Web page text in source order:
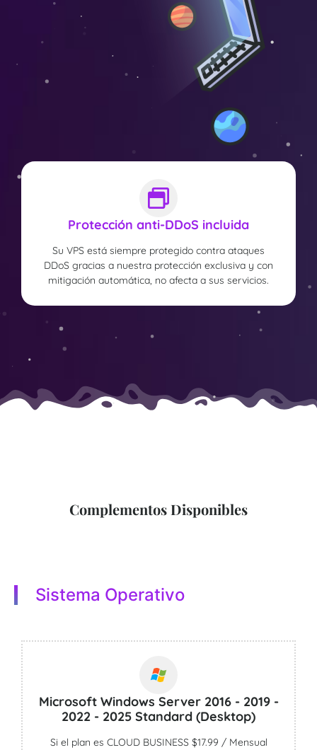
Protección anti-DDoS incluida
Su VPS está siempre protegido contra ataques
DDoS gracias a nuestra protección exclusiva y con
mitigación automática, no afecta a sus servicios.
Complementos Disponibles
Sistema Operativo
Microsoft Windows Server 2016 - 2019 -
2022 - 2025 Standard (Desktop)
Si el plan es CLOUD BUSINESS $17.99 / Mensual